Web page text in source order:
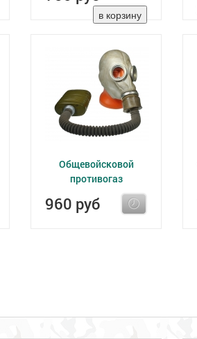
Общевойсковой
противогаз
960 руб